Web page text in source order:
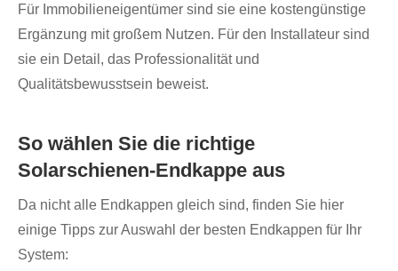
Für Immobilieneigentümer sind sie eine kostengünstige
Ergänzung mit großem Nutzen. Für den Installateur sind
sie ein Detail, das Professionalität und
Qualitätsbewusstsein beweist.
So wählen Sie die richtige
Solarschienen-Endkappe aus
Da nicht alle Endkappen gleich sind, finden Sie hier
einige Tipps zur Auswahl der besten Endkappen für Ihr
System: